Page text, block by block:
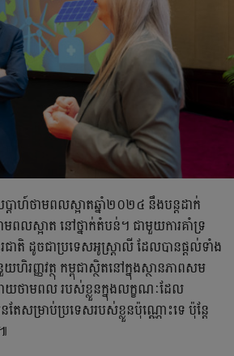
សប្តាហ៍ថាមពលស្អាតឆ្នាំ២០២៤​ នឹងបន្តដាក់
ាមពលស្អាត នៅថ្នាក់តំបន់។ ជាមួយការគាំទ្រ
ជាតិ ដូចជាប្រទេសអូស្ត្រាលី ដែលបានផ្តល់ទាំង
រញ្ញវត្ថុ​ កម្ពុជាស្ថិតនៅក្នុងស្ថានភាពសម
រាយថាមពល របស់ខ្លួនក្នុងលក្ខណៈដែល
ែសម្រាប់ប្រទេសរបស់ខ្លួនប៉ុណ្ណោះទេ ប៉ុន្តែ